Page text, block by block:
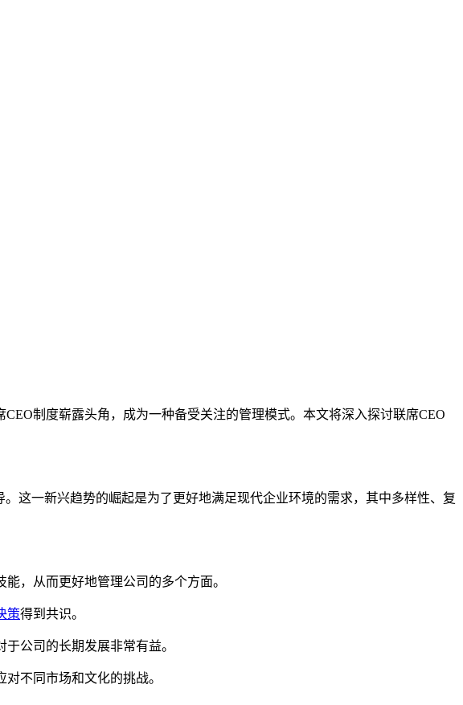
制度崭露头角，成为一种备受关注的管理模式。本文将深入探讨联席CEO
这一新兴趋势的崛起是为了更好地满足现代企业环境的需求，其中多样性、复
，从而更好地管理公司的多个方面。
策得到共识。
公司的长期发展非常有益。
不同市场和文化的挑战。